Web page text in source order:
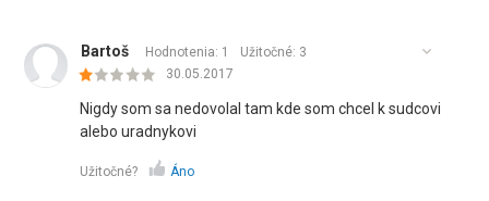
Bartoš Hodnotenia: 1 Užitočné: 3
30.05.2017
Nigdy som sa nedovolal tam kde som chcel k sudcovi
alebo uradnykovi
Užitočné? Áno